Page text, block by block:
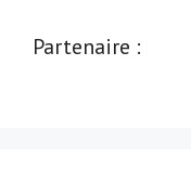
Partenaire :